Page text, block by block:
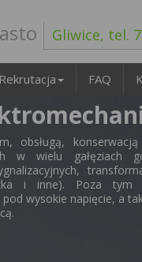
Gliwice, tel.
Rekrutacja FAQ
obsługą,
w wielu gałęziach
i inne). Poza tym
pod wysokie napięcie, a